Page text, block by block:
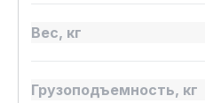
Вес, кг
Грузоподъемность, кг